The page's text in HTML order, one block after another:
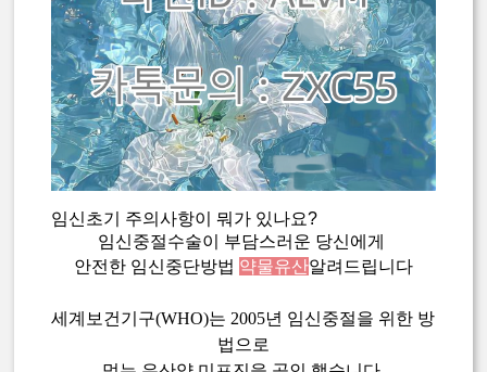
임신초기 주의사항이 뭐가 있나요?
임신중절수술이 부담스러운 당신에게
안전한 임신중단방법 약물유산알려드립니다
세계보건기구(WHO)는 2005년 임신중절을 위한 방
법으로